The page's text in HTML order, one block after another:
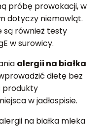
próbę prowokacji, w
dotyczy niemowląt.
są również testy
w surowicy.
alergii na białka
dietę bez
produkty
w jadłospisie.
na białka mleka